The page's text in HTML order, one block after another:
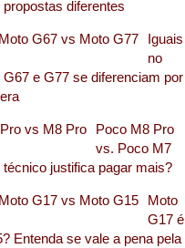
diferentes
Iguais
no
e G77 se diferenciam por
Poco M8 Pro
vs. Poco M7
técnico justifica pagar mais?
Moto
G17 é
Entenda se vale a pena pela